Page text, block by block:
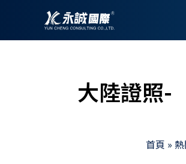
主
大陸證照-
首頁 »